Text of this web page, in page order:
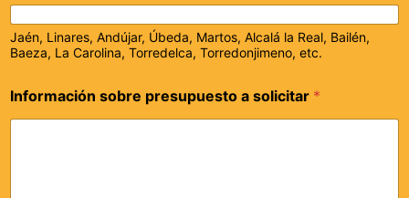
Jaén, Linares, Andújar, Úbeda, Martos, Alcalá la Real, Bailén,
Baeza, La Carolina, Torredelca, Torredonjimeno, etc.
Información sobre presupuesto a solicitar *